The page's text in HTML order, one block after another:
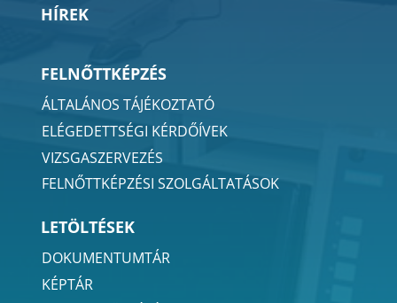
HÍREK
FELNŐTTKÉPZÉS
ÁLTALÁNOS TÁJÉKOZTATÓ
ELÉGEDETTSÉGI KÉRDŐÍVEK
VIZSGASZERVEZÉS
FELNŐTTKÉPZÉSI SZOLGÁLTATÁSOK
LETÖLTÉSEK
DOKUMENTUMTÁR
KÉPTÁR